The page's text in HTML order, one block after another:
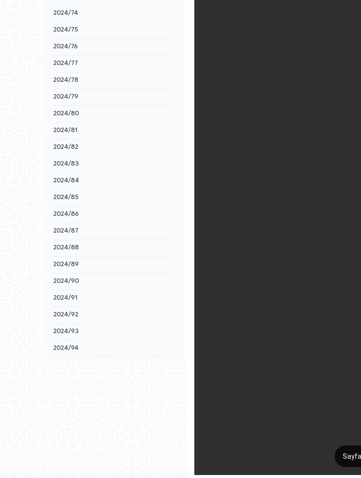
2024/74
2024/75
2024/76
2024/77
2024/78
2024/79
2024/80
2024/81
2024/82
2024/83
2024/84
2024/85
2024/86
2024/87
2024/88
2024/89
2024/90
2024/91
2024/92
2024/93
2024/94